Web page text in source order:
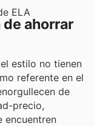
ELA
de ahorrar
estilo no tienen
referente en el
de
precio,
encuentren